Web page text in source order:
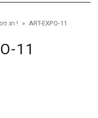
חג פסח שמח וצבעוני ! » ART-EXPO-11
11